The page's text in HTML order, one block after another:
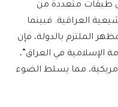
طبقات متعددة من
العراقية. فبينما
الملتزم بالدولة، فإن
في العراق”،
مما يسلط الضوء